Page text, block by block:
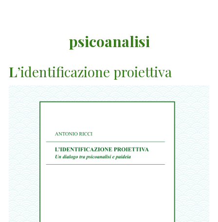
psicoanalisi
L’identificazione proiettiva